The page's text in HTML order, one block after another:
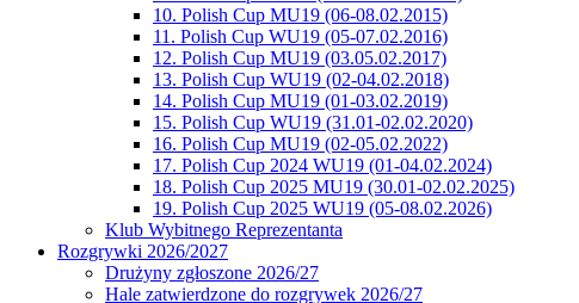
10. Polish Cup MU19 (06-08.02.2015)
11. Polish Cup WU19 (05-07.02.2016)
12. Polish Cup MU19 (03.05.02.2017)
13. Polish Cup WU19 (02-04.02.2018)
14. Polish Cup MU19 (01-03.02.2019)
15. Polish Cup WU19 (31.01-02.02.2020)
16. Polish Cup MU19 (02-05.02.2022)
17. Polish Cup 2024 WU19 (01-04.02.2024)
18. Polish Cup 2025 MU19 (30.01-02.02.2025)
19. Polish Cup 2025 WU19 (05-08.02.2026)
Klub Wybitnego Reprezentanta
Rozgrywki 2026/2027
Drużyny zgłoszone 2026/27
Hale zatwierdzone do rozgrywek 2026/27